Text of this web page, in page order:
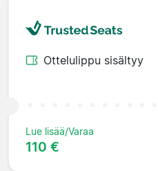
Ottelulippu sisältyy
Lue lisää/Varaa
110 €